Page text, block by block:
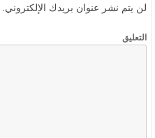
لن يتم نشر عنوان بريدك الإلكتروني.
التعليق